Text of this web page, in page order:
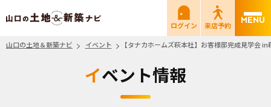
山口の土地＆新築ナビ
ログイン
来店予約
山口の土地＆新築ナビ
イベント 【タナカホームズ萩本社】お客様邸完成見学会 in
イベント情報